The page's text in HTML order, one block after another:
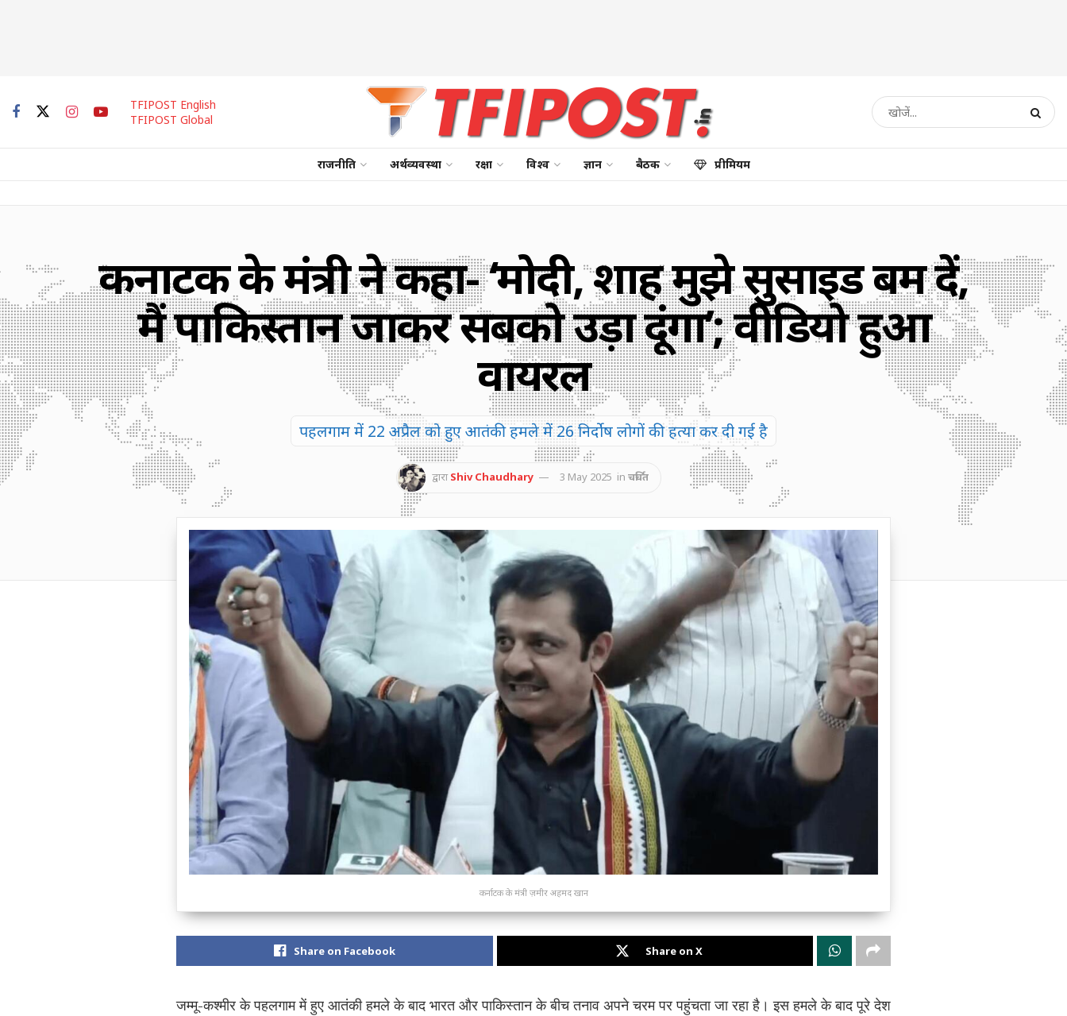
TFIPOST English
TFIPOST Global
राजनीति अर्थव्यवस्था रक्षा विश्व ज्ञान बैठक प्रीमियम
कर्नाटक के मंत्री ने कहा- ‘मोदी, शाह मुझे सुसाइड बम दें,
मैं पाकिस्तान जाकर सबको उड़ा दूंगा’; वीडियो हुआ
वायरल
पहलगाम में 22 अप्रैल को हुए आतंकी हमले में 26 निर्दोष लोगों की हत्या कर दी गई है
द्वारा Shiv Chaudhary 3 May 2025 in चर्चित
कर्नाटक के मंत्री ज़मीर अहमद खान
Share on Facebook Share on X
जम्मू-कश्मीर के पहलगाम में हुए आतंकी हमले के बाद भारत और पाकिस्तान के बीच तनाव अपने चरम पर पहुंचता जा रहा है। इस हमले के बाद पूरे देश